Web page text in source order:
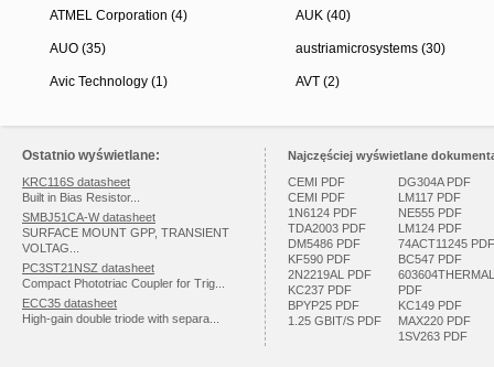
ATMEL Corporation (4) AUK (40)
AUO (35) austriamicrosystems (30)
Avic Technology (1) AVT (2)
Ostatnio wyświetlane:
KRC116S datasheet
Built in Bias Resistor...
SMBJ51CA-W datasheet
SURFACE MOUNT GPP, TRANSIENT
VOLTAG...
PC3ST21NSZ datasheet
Compact Phototriac Coupler for Trig...
ECC35 datasheet
High-gain double triode with separa...
Najczęściej wyświetlane
CEMI PDF
CEMI PDF
1N6124 PDF
TDA2003 PDF
DM5486 PDF
KF590 PDF
2N2219AL PDF
KC237 PDF
BPYP25 PDF
1.25 GBIT/S PDF
DG304A PDF
LM117 PDF
NE555 PDF
LM124 PDF
74ACT11245 PDF
BC547 PDF
603604THERMAL
PDF
KC149 PDF
MAX220 PDF
1SV263 PDF